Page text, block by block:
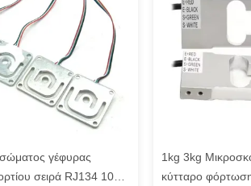
γέφυρας
σειρά RJ134 10kg
1kg 3kg
κύτταρο